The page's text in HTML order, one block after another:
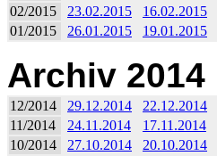
02/2015
23.02.2015 16.02.2015
01/2015
26.01.2015 19.01.2015
Archiv 2014
12/2014 29.12.2014 22.12.2014
11/2014
24.11.2014 17.11.2014
10/2014
27.10.2014 20.10.2014